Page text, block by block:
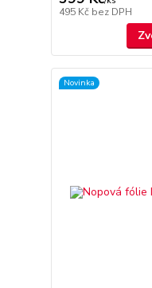
495 Kč bez DPH
Novinka